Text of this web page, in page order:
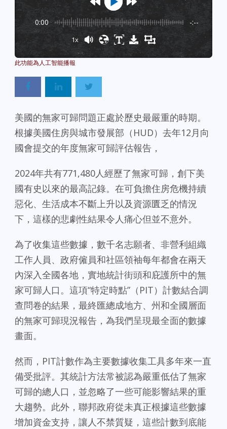
0:00 -:--
1x
美國的無家可歸問題正處於歷史最嚴重的時期。
根據美國住房與城市發展部（HUD）去年12月向
國會提交的年度無家可歸評估報告，
2024年共有771,480人經歷了無家可歸，創下美
國有史以來的最高記錄。在可負擔住房危機持續
惡化、生活成本不斷上升以及資源匱乏的情況
下，這樣的悲劇性結果令人痛心但並不意外。
為了收集這些數據，數千名志願者、非營利組織
工作人員、政府僱員和社區領袖每年都會在兩天
內深入全國各地，實地統計街頭和庇護所中的無
家可歸人口。這項“特定時點”（PIT）計數結合調
查問卷的結果，最終匯總成地方、州和全國層面
的無家可歸現況報告，為我們呈現最全面的數據
畫面。
然而，PIT計數作為主要數據收集工具多年來一直
備受批評。其統計方法常被認為嚴重低估了無家
可歸的總人口，並忽略了一些可能影響結果的重
大趨勢。此外，聯邦政府從未真正根據這些數據
增加資金支持，讓人不禁質疑，這些計數到底能